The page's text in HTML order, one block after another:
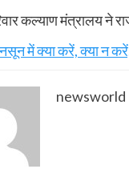
कल्याण मंत्रालय ने
में क्या करें, क्या न
newsworld